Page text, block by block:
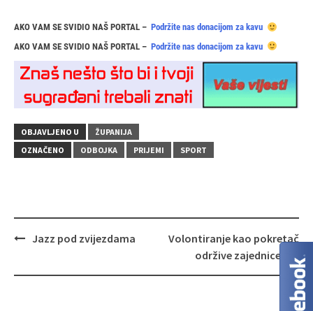
AKO VAM SE SVIDIO NAŠ PORTAL – Podržite nas donacijom za kavu
AKO VAM SE SVIDIO NAŠ PORTAL – Podržite nas donacijom za kavu
OBJAVLJENO U
ŽUPANIJA
OZNAČENO
ODBOJKA PRIJEMI SPORT
Navigacija
Jazz pod zvijezdama
Volontiranje kao pokretač
održive zajednice